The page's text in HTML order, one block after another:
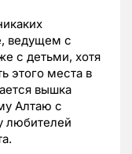
ведущем с
с детьми, хотя
этого места в
вышка
Алтаю с
любителей